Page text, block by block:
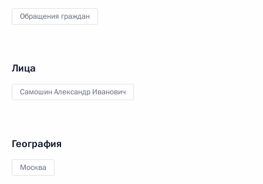
Обращения граждан
Лица
Самошин Александр Иванович
География
Москва